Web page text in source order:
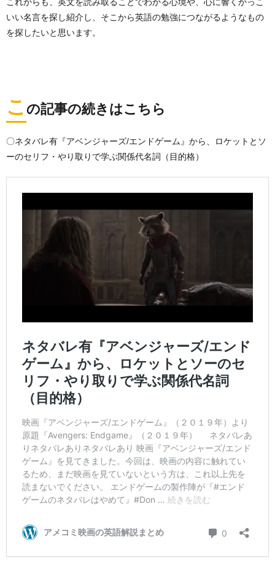
いい名言を探し紹介し、そこから英語の勉強につながるようなもの
を探したいと思います。
こ の記事の続きはこちら
〇ネタバレ有『アベンジャーズ/エンドゲーム』から、ロケットとソ
ーのセリフ・やり取りで学ぶ関係代名詞（目的格）